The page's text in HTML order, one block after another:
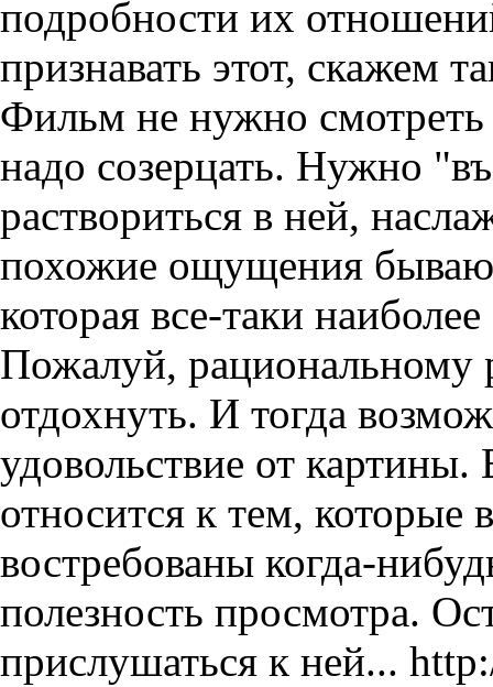
подробности их
признавать этот, скажем
Фильм не нужно
надо созерцать. Нужно
раствориться в ней,
похожие ощущения
которая все-таки
Пожалуй, рациональному
отдохнуть. И тогда
удовольствие от
относится к тем, которые
востребованы когда-
полезность просмотра.
прислушаться к ней...